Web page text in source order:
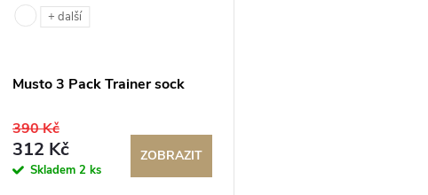
+ další
Musto 3 Pack Trainer sock
390 Kč
312 Kč
Skladem 2 ks
ZOBRAZIT